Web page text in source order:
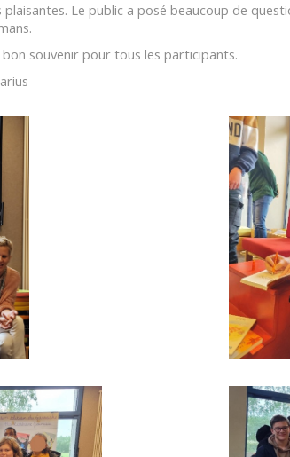
Le public a posé beaucoup de
souvenir pour tous les participants.